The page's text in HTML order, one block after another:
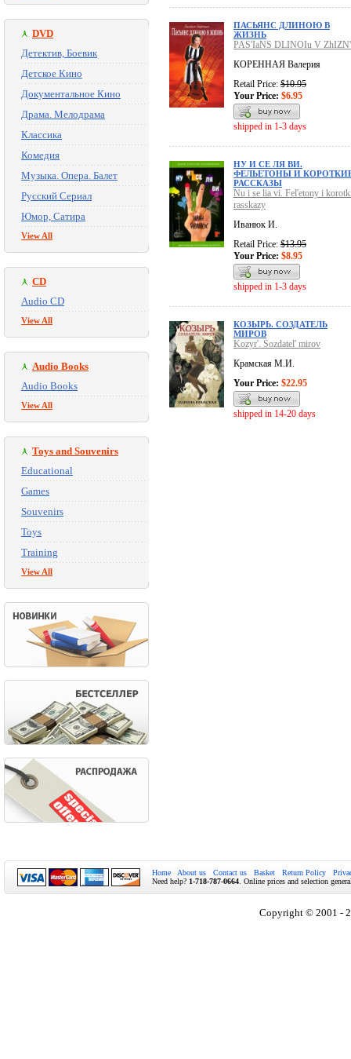
DVD
Детектив, Боевик
Детское Кино
Документальное Кино
Драма. Мелодрама
Классика
Комедия
Музыка. Опера. Балет
Русский Сериал
Юмор, Сатира
View All
CD
Audio CD
View All
Audio Books
Audio Books
View All
Toys and Souvenirs
Educational
Games
Souvenirs
Toys
Training
View All
ПАСЬЯНС ДЛИНОЮ В
ЖИЗНЬ
PAS'IaNS DLINOIu V ZhIZN'
КОРЕННАЯ Валерия
Retail Price: $10.95
Your Price: $6.95
shipped in 1-3 days
НУ И СЕ ЛЯ ВИ.
ФЕЛЬЕТОНЫ И
РАССКАЗЫ
Nu i se lia vi. Fel'etony i
rasskazy
Иванюк И.
Retail Price: $13.95
Your Price: $8.95
shipped in 1-3 days
КОЗЫРЬ. СОЗДАТЕЛЬ
МИРОВ
Kozyr'. Sozdatel' mirov
Крамская М.И.
Your Price: $22.95
shipped in 14-20 days
Home About us Contact us Basket Return Policy
Need help? 1-718-787-0664 . Online prices and selection
Copyright © 2001 -